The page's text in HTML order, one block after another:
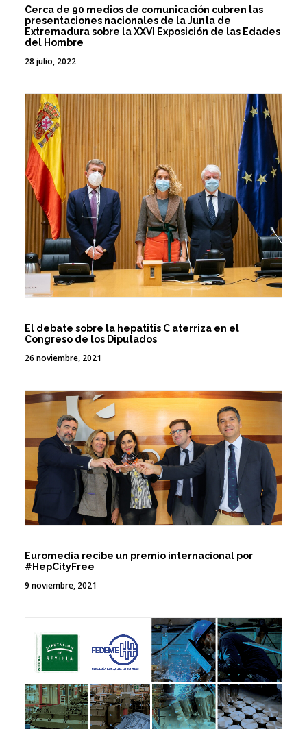
Cerca de 90 medios de comunicación cubren las
presentaciones nacionales de la Junta de
Extremadura sobre la XXVI Exposición de las Edades
del Hombre
28 julio, 2022
El debate sobre la hepatitis C aterriza en el
Congreso de los Diputados
26 noviembre, 2021
Euromedia recibe un premio internacional por
#HepCityFree
9 noviembre, 2021